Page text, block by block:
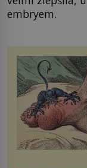
embryem.